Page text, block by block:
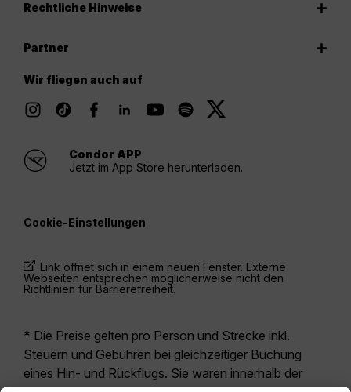
Rechtliche Hinweise
Partner
Wir fliegen auch auf
Condor APP
Jetzt im App Store herunterladen.
Cookie-Einstellungen
Link öffnet sich in einem neuen Fenster. Externe
Webseiten entsprechen möglicherweise nicht den
Richtlinien für Barrierefreiheit.
* Die Preise gelten pro Person und Strecke inkl.
Steuern und Gebühren bei gleichzeitiger Buchung
eines Hin- und Rückflugs. Sie waren innerhalb der